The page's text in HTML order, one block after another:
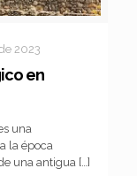
2023
en
una
la época
una antigua […]